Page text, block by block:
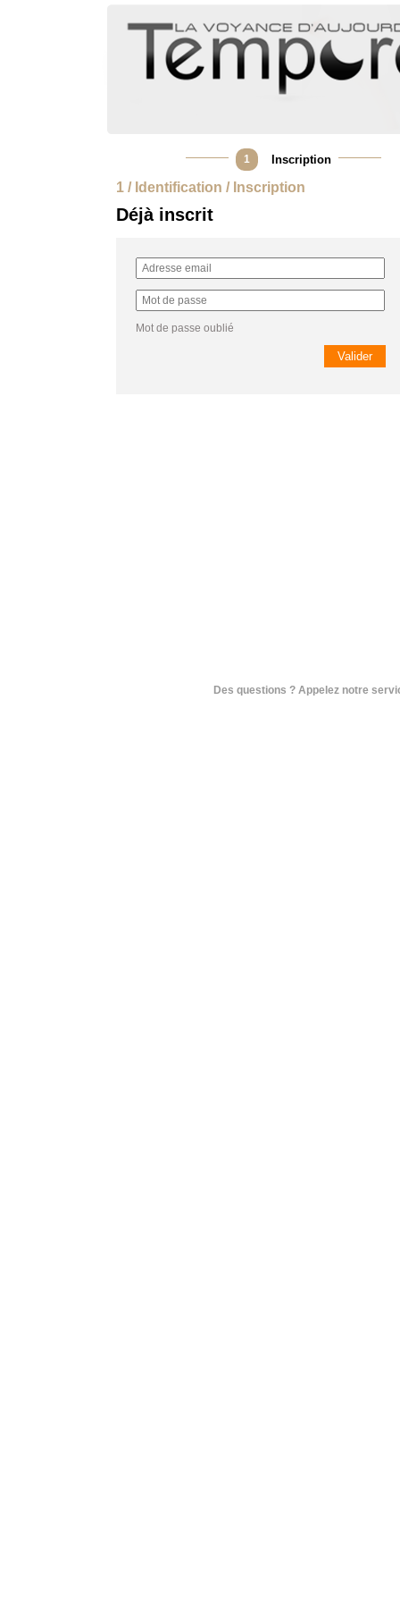
1 Inscription
1 / Identification / Inscription
Déjà inscrit
Mot de passe oublié
Des questions ? Appelez notre